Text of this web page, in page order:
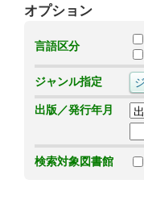
オプション
言語区分
ジャンル指定
出版／発行年月
検索対象図書館